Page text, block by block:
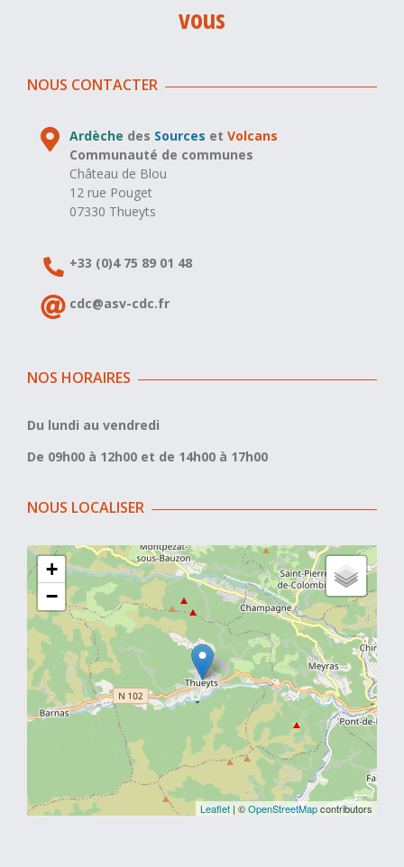
vous
NOUS CONTACTER
Ardèche des Sources etVolcans
Communauté de communes
Château de Blou
12 rue Pouget
07330 Thueyts
+33 (0)4 75 89 01 48
cdc@asv-cdc.fr
NOS HORAIRES
Du lundi au vendredi
De 09h00 à 12h00 et de 14h00 à 17h00
NOUS LOCALISER
+
−
Leaflet | ©OpenStreetMapcontributors